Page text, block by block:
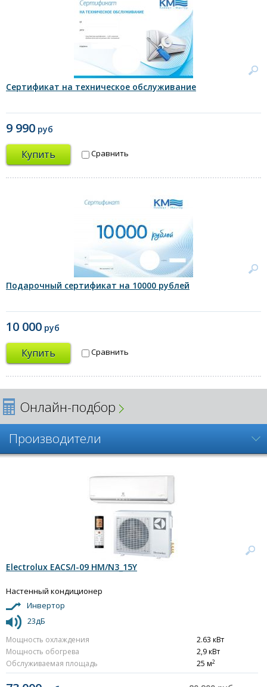
Сертификат на техническое обслуживание
9 990 руб
Купить Сравнить
Подарочный сертификат на 10000 рублей
10 000 руб
Купить Сравнить
Онлайн-подбор
Производители
Electrolux EACS/I-09 HM/N3_15Y
Настенный кондиционер
Инвертор
23дБ
Мощность охлаждения
2.63 кВт
Мощность обогрева
2,9 кВт
Обслуживаемая площадь
25 м2